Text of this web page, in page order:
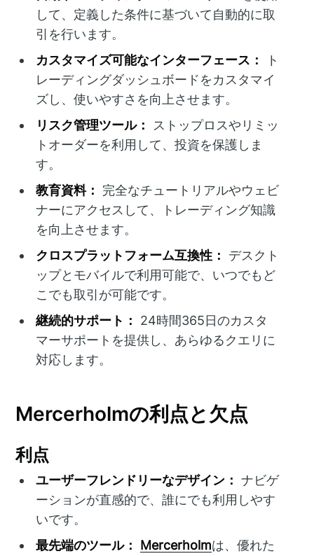
して、定義した条件に基づいて自動的に取
引を行います。
カスタマイズ可能なインターフェース：
ト
レーディングダッシュボードをカスタマイ
ズし、使いやすさを向上させます。
リスク管理ツール：
ストップロスやリミッ
トオーダーを利用して、投資を保護しま
す。
教育資料：
完全なチュートリアルやウェビ
ナーにアクセスして、トレーディング知識
を向上させます。
クロスプラットフォーム互換性：
デスクト
ップとモバイルで利用可能で、いつでもど
こでも取引が可能です。
継続的サポート：
24時間365日のカスタ
マーサポートを提供し、あらゆるクエリに
対応します。
Mercerholmの利点と欠点
利点
ユーザーフレンドリーなデザイン： ナビゲ
ーションが直感的で、誰にでも利用しやす
いです。
最先端のツール：
Mercerholmは、優れた